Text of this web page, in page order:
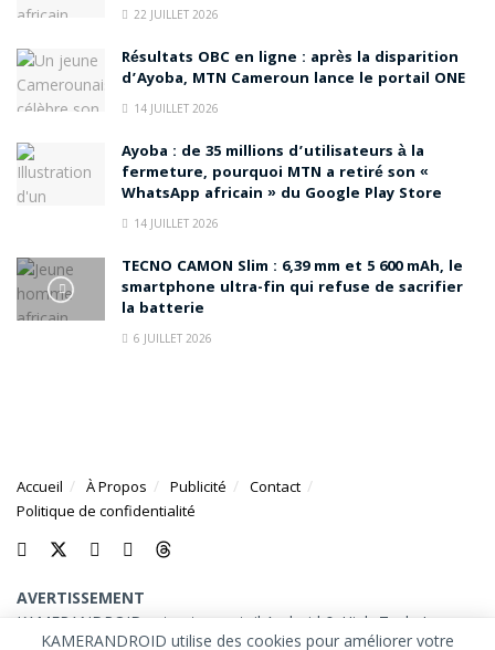
22 JUILLET 2026
Résultats OBC en ligne : après la disparition
d’Ayoba, MTN Cameroun lance le portail ONE
14 JUILLET 2026
Ayoba : de 35 millions d’utilisateurs à la
fermeture, pourquoi MTN a retiré son «
WhatsApp africain » du Google Play Store
14 JUILLET 2026
TECNO CAMON Slim : 6,39 mm et 5 600 mAh, le
smartphone ultra-fin qui refuse de sacrifier
la batterie
6 JUILLET 2026
Accueil À Propos Publicité
Contact
Politique de confidentialité
AVERTISSEMENT
KAMERANDROID est votre portail Android & High-Tech. Les
KAMERANDROID utilise des cookies pour améliorer votre